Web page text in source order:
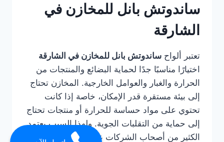
ساندوتش بانل للمخازن في
الشارقة
تعتبر ألواح ساندوتش بانل للمخازن في الشارقة
اختيارًا مناسبًا جدًا لحماية البضائع والمنتجات من
الحرارة والغبار والعوامل الخارجية. المخازن تحتاج
إلى بيئة مستقرة قدر الإمكان، خاصة إذا كانت
تحتوي على مواد حساسة للحرارة أو منتجات تحتاج
إلى حماية من التقلبات الجوية. ولهذا السبب يعتمد
الكثير من أصحاب الشركات على
شركة تركيب